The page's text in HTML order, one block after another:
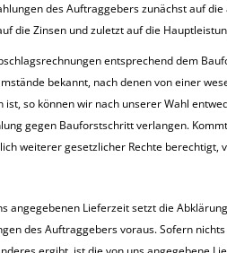
des Auftraggebers zunächst auf
die Zinsen und zuletzt auf die
entsprechend dem
bekannt, nach denen von einer
so können wir nach unserer Wahl
gegen Bauforstschritt verlangen.
weiterer gesetzlicher Rechte berechtigt,
angegebenen Lieferzeit setzt die
des Auftraggebers voraus. Sofern